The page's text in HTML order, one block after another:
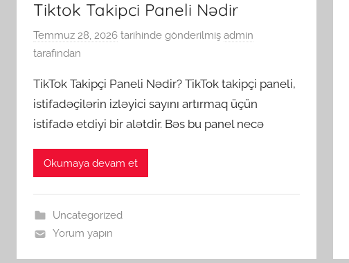
Tiktok Takipci Paneli Nədir
Temmuz 28, 2026 tarihinde gönderilmiş admin
tarafından
TikTok Takipçi Paneli Nədir? TikTok takipçi paneli,
istifadəçilərin izləyici sayını artırmaq üçün
istifadə etdiyi bir alətdir. Bəs bu panel necə
Okumaya devam et
Uncategorized
Yorum yapın